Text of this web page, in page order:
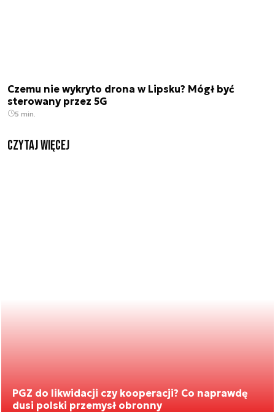
Czemu nie wykryto drona w Lipsku? Mógł być
sterowany przez 5G
5 min.
czytaj więcej
PGZ do likwidacji czy kooperacji? Co naprawdę
dusi polski przemysł obronny